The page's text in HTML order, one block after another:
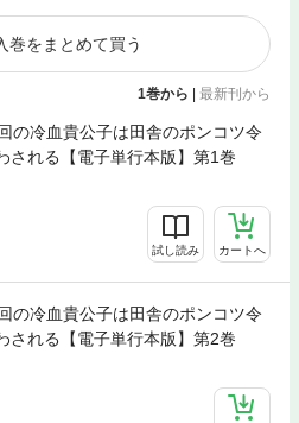
巻をまとめて買う
1巻から | 最新刊から
の冷血貴公子は田舎のポンコツ令
される【電子単行本版】第1巻
試し読み カートへ
の冷血貴公子は田舎のポンコツ令
される【電子単行本版】第2巻